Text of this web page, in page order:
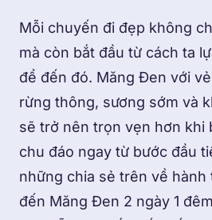
Mỗi chuyến đi đẹp không
mà còn bắt đầu từ cách ta
để đến đó. Măng Đen với
rừng thông, sương sớm và
sẽ trở nên trọn vẹn hơn khi
chu đáo ngay từ bước đầu
những chia sẻ trên về hành
đến Măng Đen 2 ngày 1